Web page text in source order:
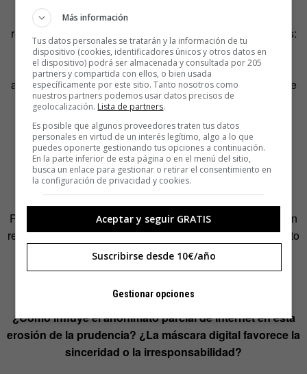
prisa, mientras que el criterio solo puede nacer de la
reflexión y del conocimiento en sus tres formas principales:
el enciclopédico, que es el que hemos atesorado en
nuestra formación, sea sistemática y programada o sea
autodidacta, a lo largo de nuestra vida;el empírico
, que se
sigue, sobre todo, de nuestra experiencia personal y
también de la ajena, y
el crítico
, que solo es posible si
existen los otros dos y que también se nutre del
conocimiento, las experiencias y las opiniones de los
demás cuando están fundamentadas con la necesaria
solidez.
Para que un ciudadano distinga una opinión fundada de un
reflejo social, esas diferentes dimensiones del conocimiento
a las que nos hemos referido tienen que estar definidas y
equilibradas, y para eso hay que impulsarlas desde el
primer momento.
¿Cómo influye el anonimato parcial de internet en esta
erosión de la prudencia? ¿La máscara digital favorece la
sinceridad o la irresponsabilidad?
Más información
Tus datos personales se tratarán y la información de tu
dispositivo (cookies, identificadores únicos y otros datos en
el dispositivo) podrá ser almacenada y consultada por 205
partners y compartida con ellos, o bien usada
específicamente por este sitio. Tanto nosotros como
nuestros partners podemos usar datos precisos de
geolocalización. Lista de partners.
Es posible que algunos proveedores traten tus datos
personales en virtud de un interés legítimo, algo a lo que
puedes oponerte gestionando tus opciones a continuación.
En la parte inferior de esta página o en el menú del sitio,
busca un enlace para gestionar o retirar el consentimiento en
la configuración de privacidad y cookies.
Aceptar y seguir GRATIS
Suscribirse desde 10€/año
Gestionar opciones